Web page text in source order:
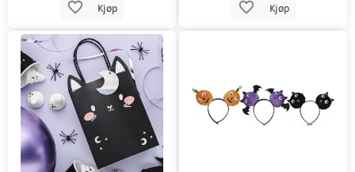
Kjøp Kjøp